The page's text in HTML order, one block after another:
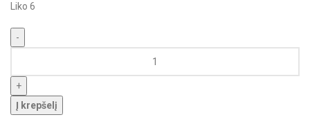
Liko 6
Į krepšelį